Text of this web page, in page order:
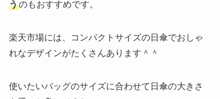
うのもおすすめです。
楽天市場には、コンパクトサイズの日傘でおしゃ
れなデザインがたくさんあります＾＾
使いたいバッグのサイズに合わせて日傘の大きさ